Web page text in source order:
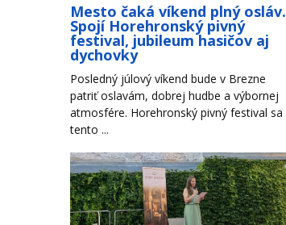
Mesto čaká víkend plný osláv.
Spojí Horehronský pivný
festival, jubileum hasičov aj
dychovky
Posledný júlový víkend bude v Brezne
patriť oslavám, dobrej hudbe a výbornej
atmosfére. Horehronský pivný festival sa
tento ...